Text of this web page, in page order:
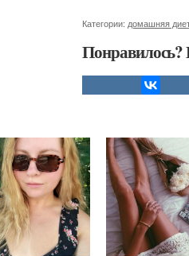
Категории: домашняя
Понравилось?